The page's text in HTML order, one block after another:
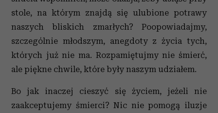
stole, na którym znajdą się ulubione potrawy
naszych bliskich zmarłych? Poopowiadajmy,
szczególnie młodszym, anegdoty z życia tych,
których już nie ma. Rozpamiętujmy nie śmierć,
ale piękne chwile, które były naszym udziałem.
Bo jak inaczej cieszyć się życiem, jeżeli nie
zaakceptujemy śmierci? Nic nie pomogą iluzje